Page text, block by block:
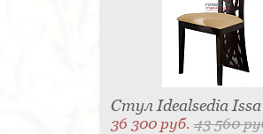
Стул Idealsedia
36 300 руб.43 560